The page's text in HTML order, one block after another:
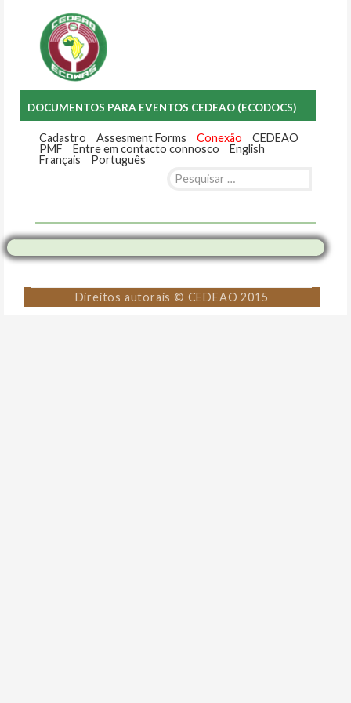
DOCUMENTOS PARA EVENTOS CEDEAO (ECODOCS)
Cadastro Assesment Forms Conexão
CEDEAO
PMF
Entre em contacto connosco
English
Français
Português
Pesquisar
content
Direitos autorais © CEDEAO 2015